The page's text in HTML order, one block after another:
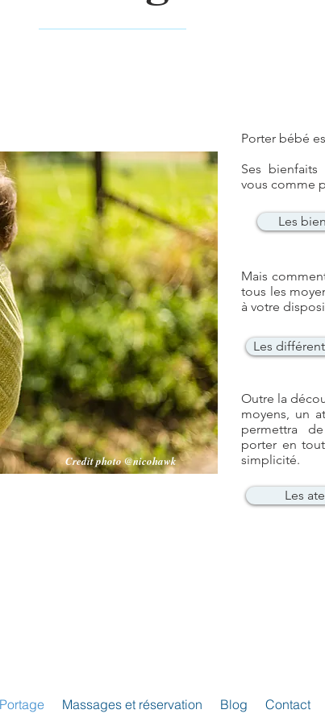
Porter bébé
Ses
vous comme
Mais
tous les
à votre
Outre la
moyens, un
permettra
porter en
simplicité.
Les
Les
Les
Credit photo @nicohawk
Portage Massages et réservation Blog Contact